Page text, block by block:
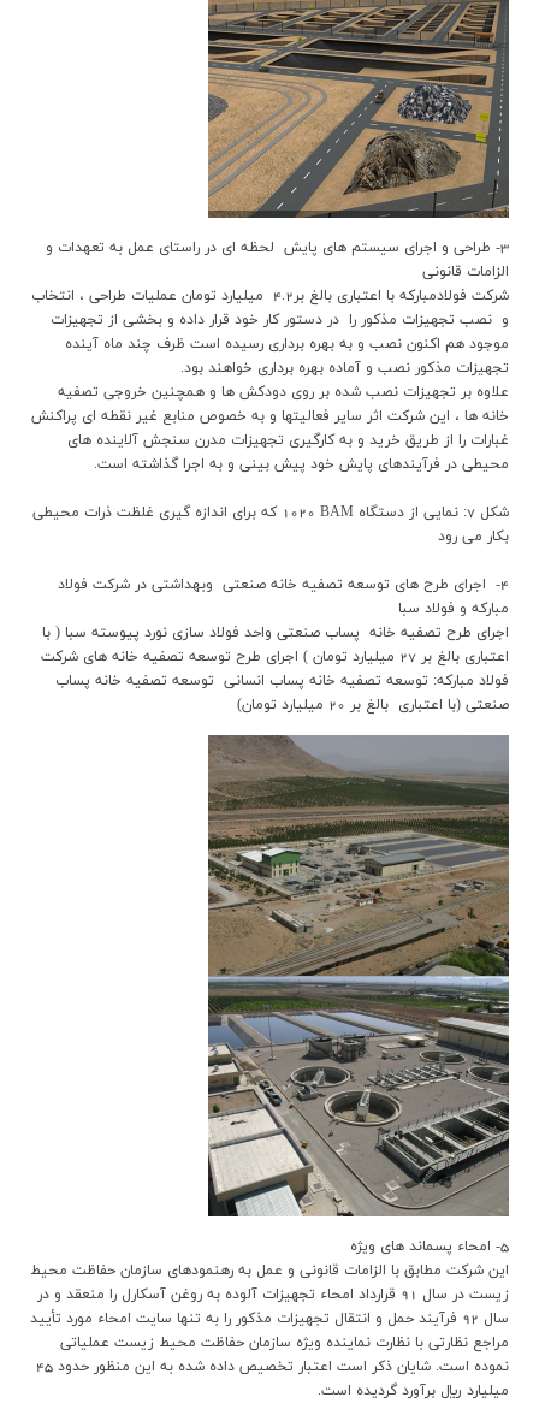
3- طراحي و اجراي سيستم هاي پايش لحظه اي در راستاي عمل به تعهدات و
الزامات قانوني
شرکت فولادمبارکه با اعتباري بالغ بر4.2 ميليارد تومان عمليات طراحي ، انتخاب
و نصب تجهيزات مذکور را در دستور کار خود قرار داده و بخشي از تجهيزات
موجود هم اکنون نصب و به بهره برداري رسيده است ظرف چند ماه آينده
تجهيزات مذکور نصب و آماده بهره برداري خواهند بود.
علاوه بر تجهيزات نصب شده بر روي دودکش ها و همچنين خروجي تصفيه
خانه ها ، اين شرکت اثر ساير فعاليتها و به خصوص منابع غير نقطه اي پراکنش
غبارات را از طريق خريد و به کارگيري تجهيزات مدرن سنجش آلاينده هاي
محيطي در فرآيندهاي پايش خود پيش بيني و به اجرا گذاشته است.
شکل 7: نمايي از دستگاه BAM 1020 که براي اندازه گيري غلظت ذرات محيطي
بکار مي رود
4- اجراي طرح هاي توسعه تصفيه خانه صنعتي وبهداشتي در شرکت فولاد
مبارکه و فولاد سبا
اجراي طرح تصفيه خانه پساب صنعتي واحد فولاد سازي نورد پيوسته سبا ( با
اعتباري بالغ بر 27 ميليارد تومان ) اجراي طرح توسعه تصفيه خانه هاي شرکت
فولاد مبارکه: توسعه تصفيه خانه پساب انساني توسعه تصفيه خانه پساب
صنعتي (با اعتباري بالغ بر 20 ميليارد تومان)
5- امحاء پسماند هاي ويژه
اين شرکت مطابق با الزامات قانوني و عمل به رهنمودهاي سازمان حفاظت محيط
زيست در سال 91 قرارداد امحاء تجهيزات آلوده به روغن آسکارل را منعقد و در
سال 92 فرآيند حمل و انتقال تجهيزات مذکور را به تنها سايت امحاء مورد تأييد
مراجع نظارتي با نظارت نماينده ويژه سازمان حفاظت محيط زيست عملياتي
نموده است. شايان ذکر است اعتبار تخصيص داده شده به اين منظور حدود 45
ميليارد ريال برآورد گرديده است.